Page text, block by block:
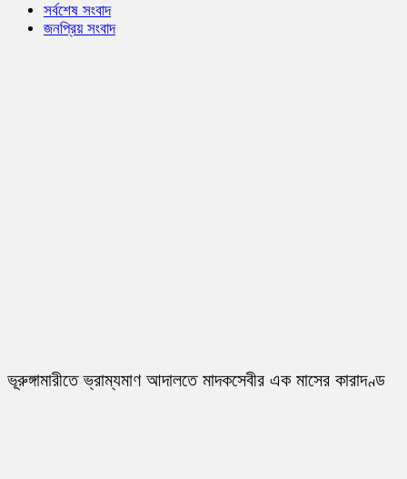
সর্বশেষ সংবাদ
জনপ্রিয় সংবাদ
ভূরুঙ্গামারীতে ভ্রাম্যমাণ আদালতে মাদকসেবীর এক মাসের কারাদণ্ড